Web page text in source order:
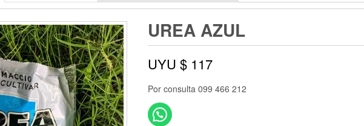
UREA AZUL
UYU $ 117
Por consulta 099 466 212